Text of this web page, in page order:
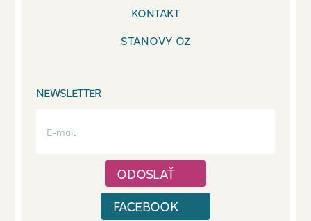
KONTAKT
STANOVY OZ
NEWSLETTER
FACEBOOK